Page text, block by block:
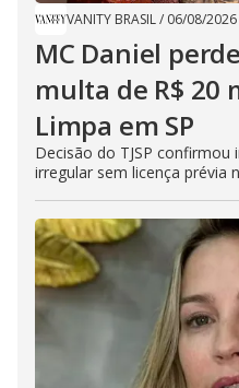
VANITY BRASIL/ 06/08/2026
MC Daniel
multa de R$ 20
Limpa em SP
Decisão do TJSP
irregular sem licença prévia